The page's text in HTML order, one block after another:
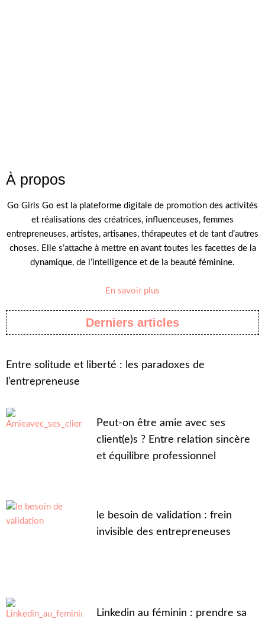
À propos
Go Girls Go est la plateforme digitale de promotion des activités
et réalisations des créatrices, influenceuses, femmes
entrepreneuses, artistes, artisanes, thérapeutes et de tant d’autres
choses. Elle s’attache à mettre en avant toutes les facettes de la
dynamique, de l’intelligence et de la beauté féminine.
En savoir plus
Derniers articles
Entre solitude et liberté : les paradoxes de
l’entrepreneuse
Peut-on être amie avec ses
client(e)s ? Entre relation sincère
et équilibre professionnel
le besoin de validation : frein
invisible des entrepreneuses
Linkedin au féminin : prendre sa